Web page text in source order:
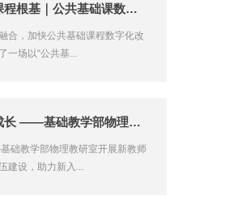
探索数智教改新路 夯实公共课程根基｜公共基础课数智化建设专题...
合，加快公共基础课程数字化改
一场以“公共基...
以老带新传薪火 深耕课堂促成长 ——基础教学部物理教研室开展新...
础教学部物理教研室开展新教师
建设，助力新入...